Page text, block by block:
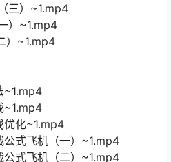
）~1.mp4
）~1.mp4
~1.mp4
化~1.mp4
飞机（一）~1.mp4
飞机（二）~1.mp4